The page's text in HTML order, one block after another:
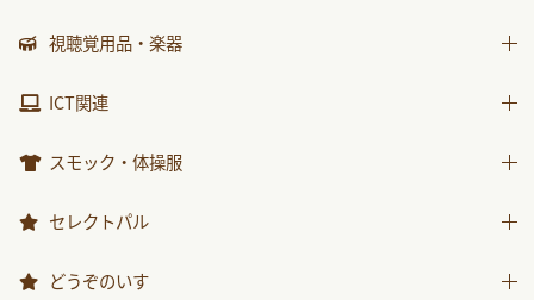
科学が好きになるおはなし
ｽｰﾊﾟｰﾜｲﾄﾞことばとかず
ｽｰﾊﾟｰﾜｲﾄﾞお話かずあそび
あそぼ！
包装紙・紙袋
画材
視聴覚用品・楽器
視聴覚用品
ICT関連
ICT関連
スモック・体操服
スモック
セレクトパル
先生用ウェア
どうぞのいす